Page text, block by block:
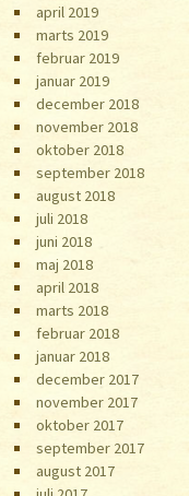
april 2019
marts 2019
februar 2019
januar 2019
december 2018
november 2018
oktober 2018
september 2018
august 2018
juli 2018
juni 2018
maj 2018
april 2018
marts 2018
februar 2018
januar 2018
december 2017
november 2017
oktober 2017
september 2017
august 2017